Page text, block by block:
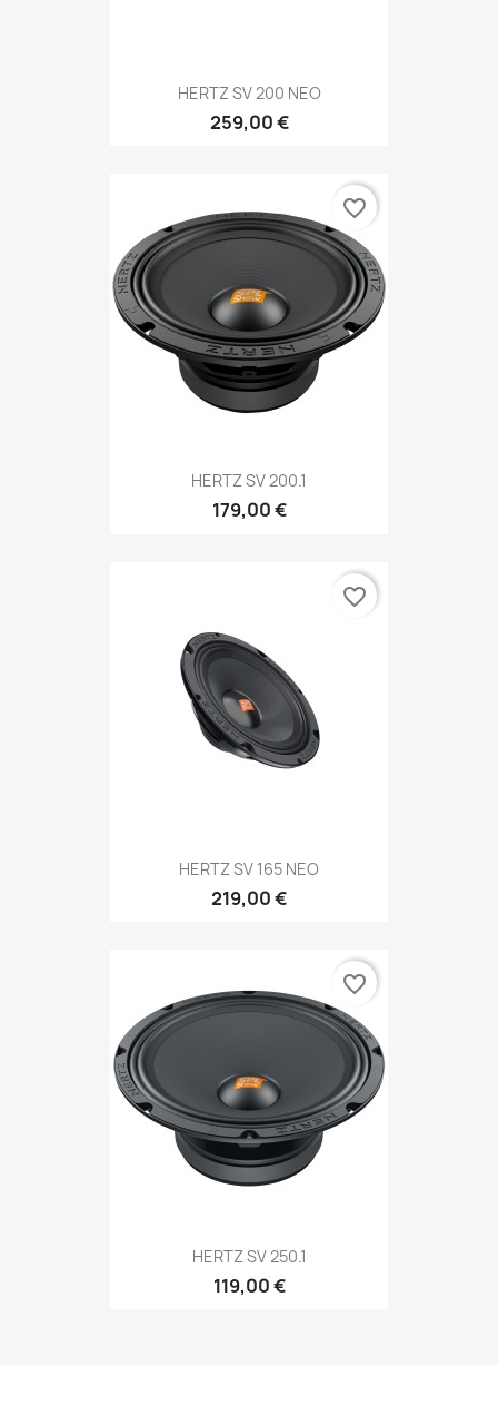
HERTZ SV 200 NEO
259,00 €
HERTZ SV 200.1
179,00 €
favorite_border
HERTZ SV 165 NEO
219,00 €
favorite_border
HERTZ SV 250.1
119,00 €
favorite_border